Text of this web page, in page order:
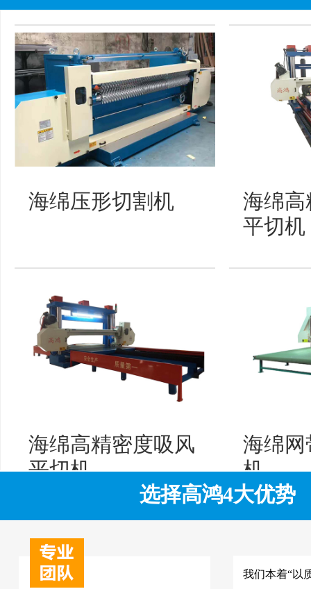
海绵压形切割机
海绵高
平切机
海绵高精密度吸风
平切机
海绵网
机
选择高鸿4大优势
我们本着“以